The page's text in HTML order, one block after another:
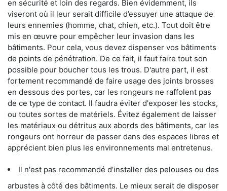
en sécurité et loin des regards. Bien évidemment, ils
viseront où il leur serait difficile d’essuyer une attaque de
leurs ennemies (homme, chat, chien, etc.). Tout doit être
mis en œuvre pour empêcher leur invasion dans les
bâtiments. Pour cela, vous devez dispenser vos bâtiments
de points de pénétration. De ce fait, il faut faire tout son
possible pour boucher tous les trous. D'autre part, il est
fortement recommandé de faire usage des joints brosses
en dessous des portes, car les rongeurs ne raffolent pas
de ce type de contact. Il faudra éviter d'exposer les stocks,
ou toutes sortes de matériels. Évitez également de laisser
les matériaux ou détritus aux abords des bâtiments, car les
rongeurs ont horreur de passer dans des espaces libres et
apprécient bien plus les environnements mal entretenus.
Il n'est pas recommandé d’installer des pelouses ou des
arbustes à côté des bâtiments. Le mieux serait de disposer